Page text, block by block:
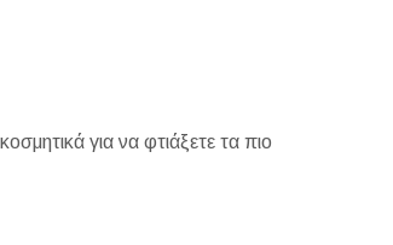
για να φτιάξετε τα πιο